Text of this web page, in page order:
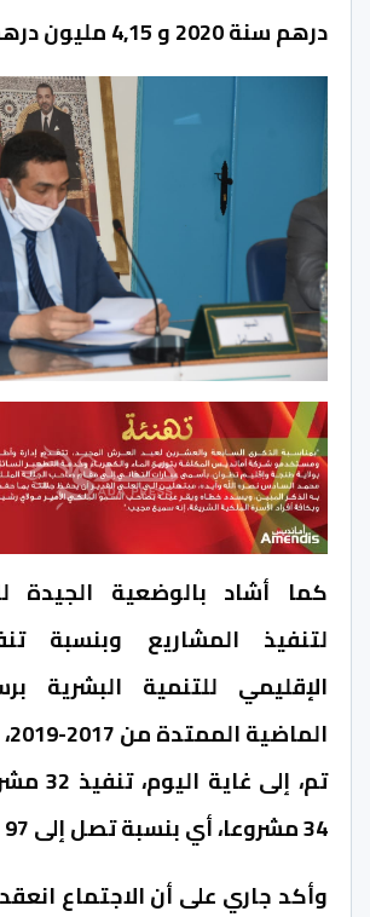
درهم سنة 2020 و 4,15 مليون درهم سنة 2021.
كما أشاد بالوضعية الجيدة
لتنفيذ المشاريع وبنسبة
الإقليمي للتنمية البشرية
تم، إلى
34 مشروعا، أي بنسبة تصل إلى 97 في المائة.
وأكد جاري على أن الاجتماع